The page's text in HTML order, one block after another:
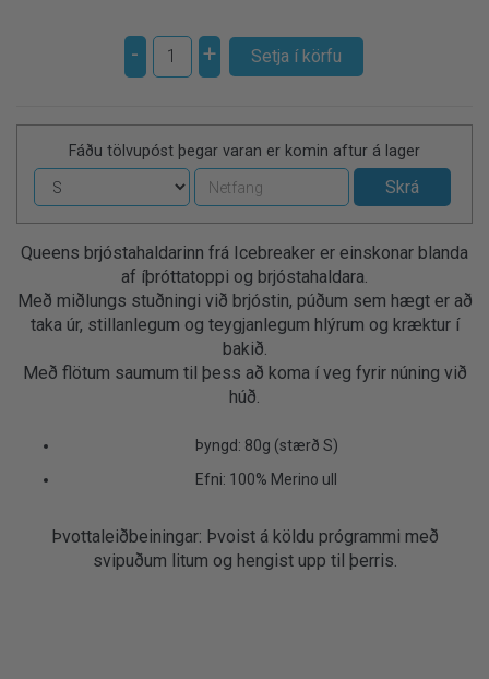
- +
Fáðu tölvupóst þegar varan er komin aftur á lager
Queens brjóstahaldarinn frá Icebreaker er einskonar blanda
af íþróttatoppi og brjóstahaldara.
Með miðlungs stuðningi við brjóstin, púðum sem hægt er að
taka úr, stillanlegum og teygjanlegum hlýrum og kræktur í
bakið.
Með flötum saumum til þess að koma í veg fyrir núning við
húð.
Þyngd: 80g (stærð S)
Efni: 100% Merino ull
Þvottaleiðbeiningar: Þvoist á köldu prógrammi með
svipuðum litum og hengist upp til þerris.